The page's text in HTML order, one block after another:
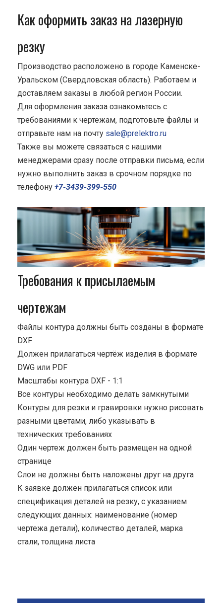
Как оформить заказ на лазерную
резку
Производство расположено в городе Каменске-
Уральском (Свердловская область). Работаем и
доставляем заказы в любой регион России.
Для оформления заказа ознакомьтесь с
требованиями к чертежам, подготовьте файлы и
отправьте нам на почту sale@prelektro.ru
Также вы можете связаться с нашими
менеджерами сразу после отправки письма, если
нужно выполнить заказ в срочном порядке по
телефону +7-3439-399-550
Требования к присылаемым
чертежам
Файлы контура должны быть созданы в формате
DXF
Должен прилагаться чертёж изделия в формате
DWG или PDF
Масштабы контура DXF - 1:1
Все контуры необходимо делать замкнутыми
Контуры для резки и гравировки нужно рисовать
разными цветами, либо указывать в
технических требованиях
Один чертеж должен быть размещен на одной
странице
Cлои не должны быть наложены друг на друга
К заявке должен прилагаться список или
спецификация деталей на резку, с указанием
следующих данных: наименование (номер
чертежа детали), количество деталей, марка
стали, толщина листа